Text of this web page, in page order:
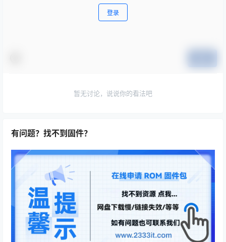
登录
暂无讨论，说说你的看法吧
有问题？找不到固件？